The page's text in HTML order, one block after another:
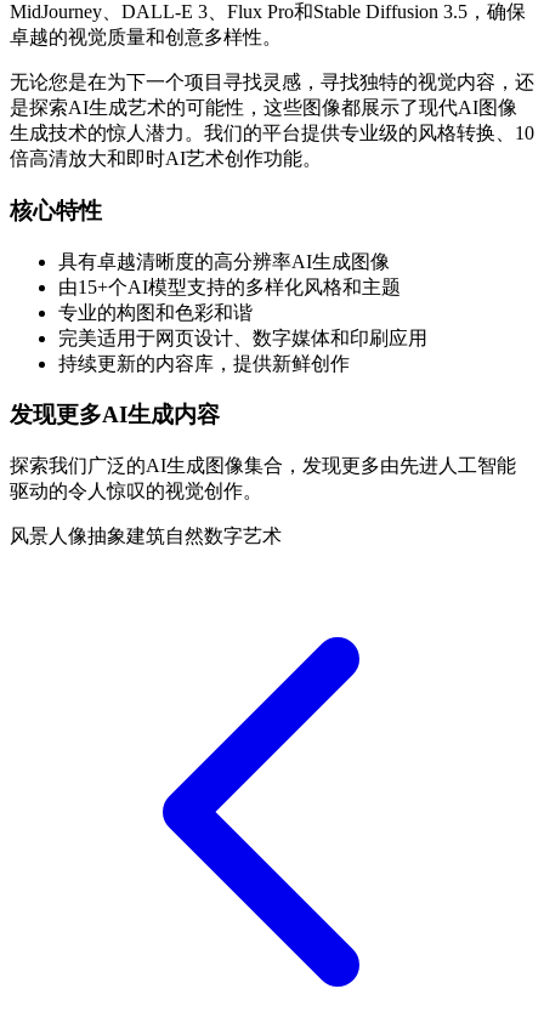
MidJourney、DALL-E 3、Flux Pro和Stable Diffusion 3.5，确保
卓越的视觉质量和创意多样性。
无论您是在为下一个项目寻找灵感，寻找独特的视觉内容，还
是探索AI生成艺术的可能性，这些图像都展示了现代AI图像
生成技术的惊人潜力。我们的平台提供专业级的风格转换、10
倍高清放大和即时AI艺术创作功能。
核心特性
具有卓越清晰度的高分辨率AI生成图像
由15+个AI模型支持的多样化风格和主题
专业的构图和色彩和谐
完美适用于网页设计、数字媒体和印刷应用
持续更新的内容库，提供新鲜创作
发现更多AI生成内容
探索我们广泛的AI生成图像集合，发现更多由先进人工智能
驱动的令人惊叹的视觉创作。
风景人像抽象建筑自然数字艺术